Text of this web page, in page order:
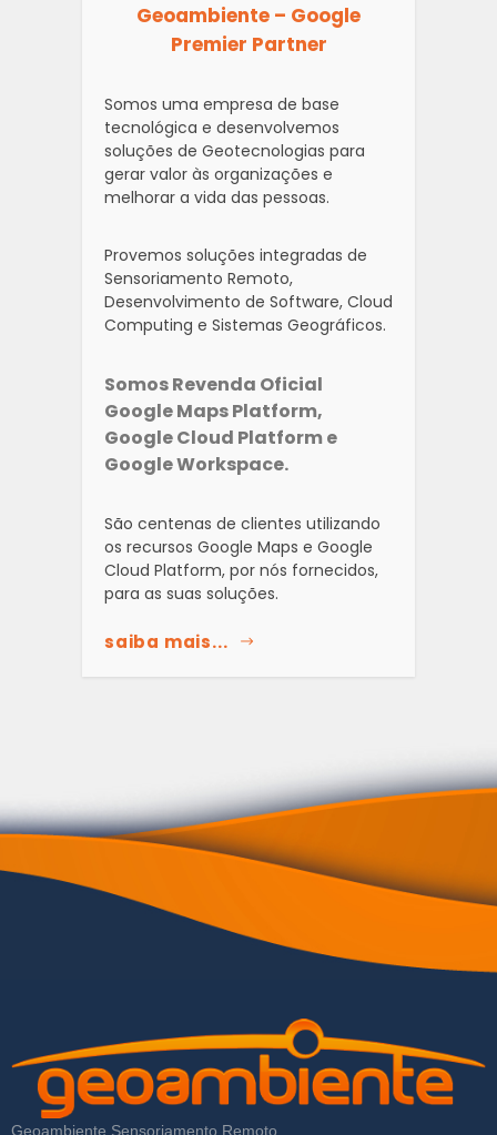
Geoambiente – Google
Premier Partner
Somos uma empresa de base
tecnológica e desenvolvemos
soluções de Geotecnologias para
gerar valor às organizações e
melhorar a vida das pessoas.
Provemos soluções integradas de
Sensoriamento Remoto,
Desenvolvimento de Software, Cloud
Computing e Sistemas Geográficos.
Somos Revenda Oficial
Google Maps Platform,
Google Cloud Platform e
Google Workspace.
São centenas de clientes utilizando
os recursos Google Maps e Google
Cloud Platform, por nós fornecidos,
para as suas soluções.
saiba mais...
Geoambiente Sensoriamento Remoto